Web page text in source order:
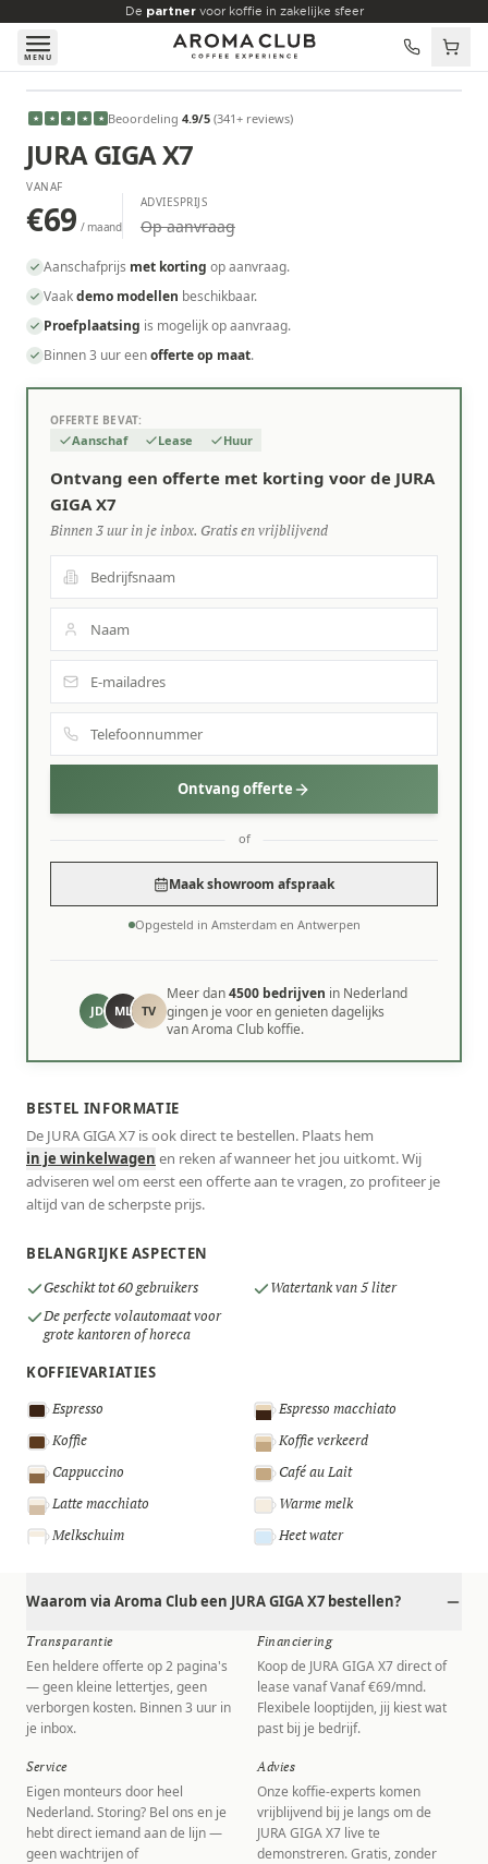
Skip to main content
De partnervoor koffie in zakelijke sfeer
MENU
VANAF
€69
★ ★ ★ ★ ★ Beoordeling 4.9/5 (341+ reviews)
JURA GIGA X7
VANAF
€69 / maand
ADVIESPRIJS
Op aanvraag
Aanschafprijs met korting op aanvraag.
Vaakdemo modellen beschikbaar.
Proefplaatsing is mogelijk op aanvraag.
Binnen 3 uur eenofferte op maat.
OFFERTE BEVAT:
Aanschaf Lease Huur
Ontvang een offerte met korting voor de JURA
GIGA X7
Binnen 3 uur in je inbox. Gratis en vrijblijvend
Ontvang offerte
of
Maak showroom afspraak
Opgesteld in Amsterdam en Antwerpen
JD ML TV
Meer dan4500 bedrijven in Nederland
gingen je voor en genieten dagelijks
van Aroma Club koffie.
BESTEL INFORMATIE
De JURA GIGA X7 is ook direct te bestellen. Plaats hem
in je winkelwagen en reken af wanneer het jou uitkomt. Wij
adviseren wel om eerst een offerte aan te vragen, zo profiteer je
altijd van de scherpste prijs.
BELANGRIJKE ASPECTEN
Geschikt tot 60 gebruikers
Watertank van 5 liter
De perfecte volautomaat voor
grote kantoren of horeca
KOFFIEVARIATIES
Espresso
Espresso macchiato
Koffie
Koffie verkeerd
Cappuccino
Café au Lait
Latte macchiato
Warme melk
Melkschuim
Heet water
Waarom via Aroma Club een JURA GIGA X7 bestellen?
Transparantie
Een heldere offerte op 2 pagina's
— geen kleine lettertjes, geen
verborgen kosten. Binnen 3 uur in
je inbox.
Financiering
Koop de JURA GIGA X7 direct of
lease vanaf Vanaf €69/mnd.
Flexibele looptijden, jij kiest wat
past bij je bedrijf.
Service
Eigen monteurs door heel
Nederland. Storing? Bel ons en je
hebt direct iemand aan de lijn —
geen wachtrijen of
Advies
Onze koffie-experts komen
vrijblijvend bij je langs om de
JURA GIGA X7 live te
demonstreren. Gratis, zonder